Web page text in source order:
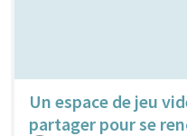
Un espace de jeu
partager pour se